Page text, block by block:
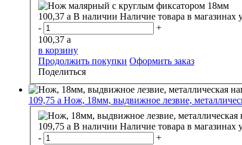
100,37 a В наличии Наличие товара в магазинах
-
+
100,37 a
в корзину
Продолжить покупки Оформить заказ
Поделиться
109,75 a Нож, 18мм, выдвижное лезвие,
109,75 a В наличии Наличие товара в магазинах
-
+